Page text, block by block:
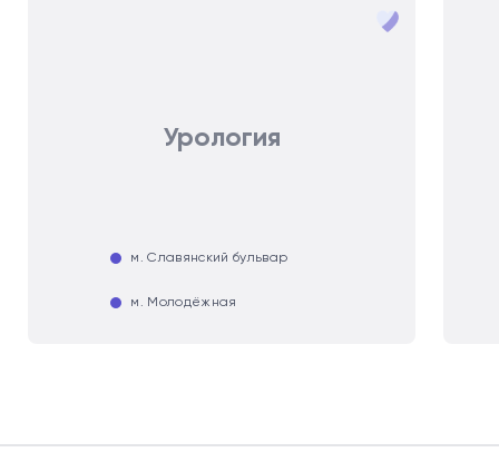
Урология
м. Славянский бульвар
м. Молодёжная